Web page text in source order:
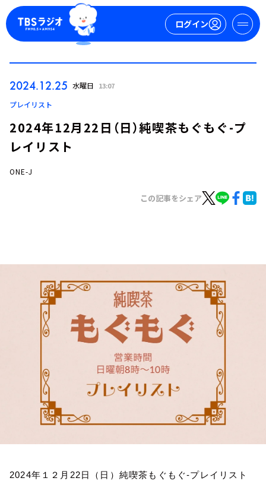
ログイン
イベント・グッズ
YouTube
会社情報
2024.12.25 水曜日 13:07
プレイリスト
2024年12月22日（日）純喫茶もぐもぐ-プ
レイリスト
ONE-J
この記事をシェア
2024年１２月 22日（日）純喫茶もぐもぐ-プレイリスト